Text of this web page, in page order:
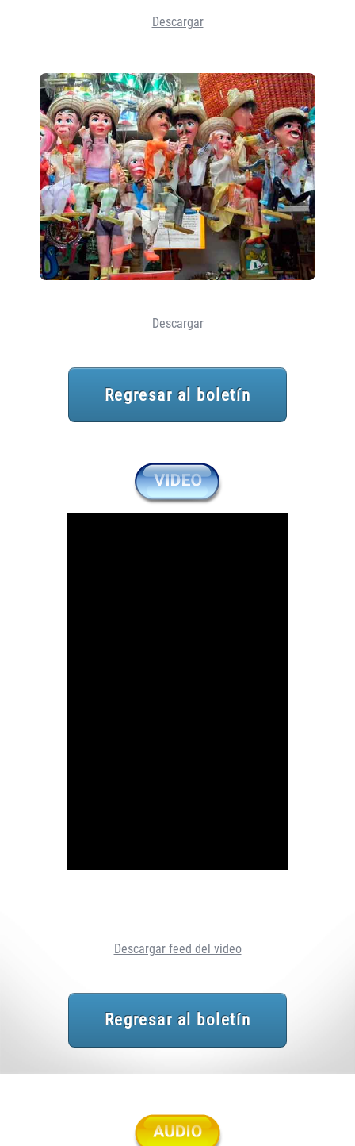
Descargar
Descargar
Regresar al boletín
Descargar feed del video
Regresar al boletín